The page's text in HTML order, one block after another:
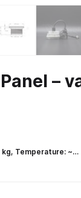
–
kg, Temperature: ~…